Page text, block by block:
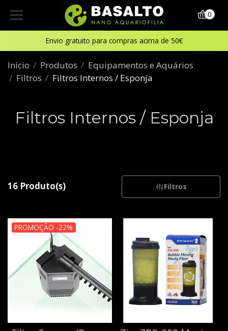
Envio gratuito para compras acima de 50€
0
Início Produtos
Equipamentos e Aquários
Filtros
Filtros Internos / Esponja
Filtros Internos / Esponja
16 Produto(s) Filtros
PROMOÇÃO -22%